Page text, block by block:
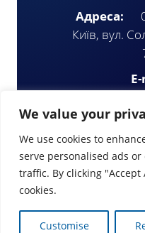
We value your
We use cookies to
serve personalised ads
traffic. By clicking
cookies.
Customise
Адреса:
Київ, вул.